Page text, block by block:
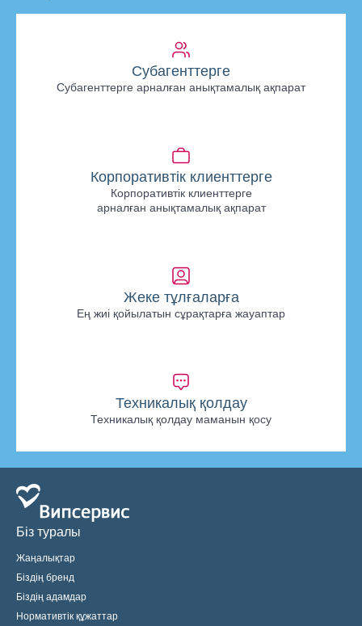
Субагенттерге
Субагенттерге арналған анықтамалық ақпарат
Корпоративтік клиенттерге
Корпоративтік клиенттерге
арналған анықтамалық ақпарат
Жеке тұлғаларға
Ең жиі қойылатын сұрақтарға жауаптар
Техникалық қолдау
Техникалық қолдау маманын қосу
Біз туралы
Жаңалықтар
Біздің бренд
Біздің адамдар
Нормативтік құжаттар